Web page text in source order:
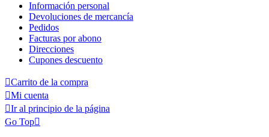
Información personal
Devoluciones de mercancía
Pedidos
Facturas por abono
Direcciones
Cupones descuento
Carrito de la compra
Mi cuenta
Ir al principio de la página
Go Top